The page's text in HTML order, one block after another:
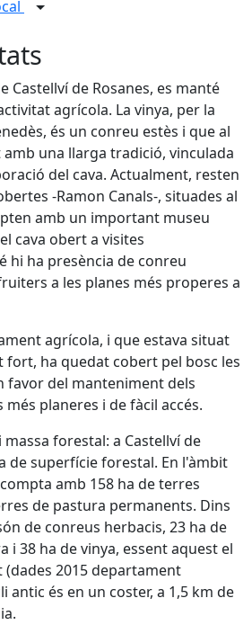
Castellví de Rosanes, es manté
agrícola. La vinya, per la
és un conreu estès i que al
una llarga tradició, vinculada
del cava. Actualment, resten
-Ramon Canals-, situades al
amb un important museu
cava obert a visites
hi ha presència de conreu
a les planes més properes a
agrícola, i que estava situat
fort, ha quedat cobert pel bosc les
favor del manteniment dels
planeres i de fàcil accés.
forestal: a Castellví de
de superfície forestal. En l'àmbit
amb 158 ha de terres
de pastura permanents. Dins
de conreus herbacis, 23 ha de
i 38 ha de vinya, essent aquest el
2015 departament
antic és en un coster, a 1,5 km de